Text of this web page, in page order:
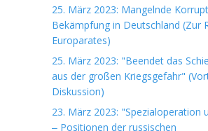
25. März 2023: Mangelnde
Bekämpfung in Deutschland (Zur
Europarates)
25. März 2023: "Beendet das
aus der großen Kriegsgefahr"
Diskussion)
23. März 2023: "Spezialoperation
‒ Positionen der russischen